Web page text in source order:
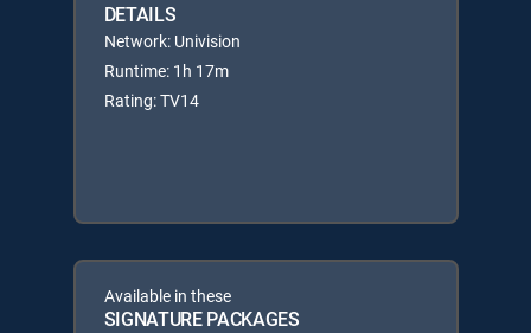
DETAILS
Network: Univision
Runtime: 1h 17m
Rating: TV14
Available in these
SIGNATURE PACKAGES